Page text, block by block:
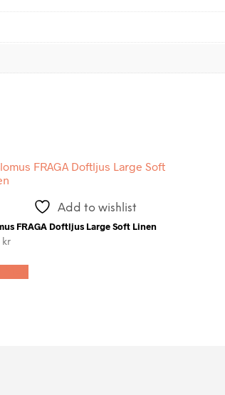
Add to wishlist
FRAGA Doftljus Large Soft Linen
kr